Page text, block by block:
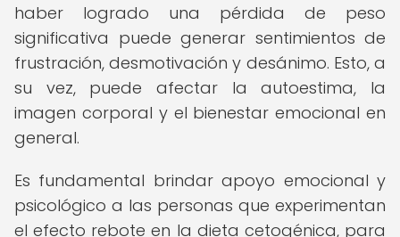
haber logrado una pérdida de peso
significativa puede generar sentimientos de
frustración, desmotivación y desánimo. Esto, a
su vez, puede afectar la autoestima, la
imagen corporal y el bienestar emocional en
general.
Es fundamental brindar apoyo emocional y
psicológico a las personas que experimentan
el efecto rebote en la dieta cetogénica, para